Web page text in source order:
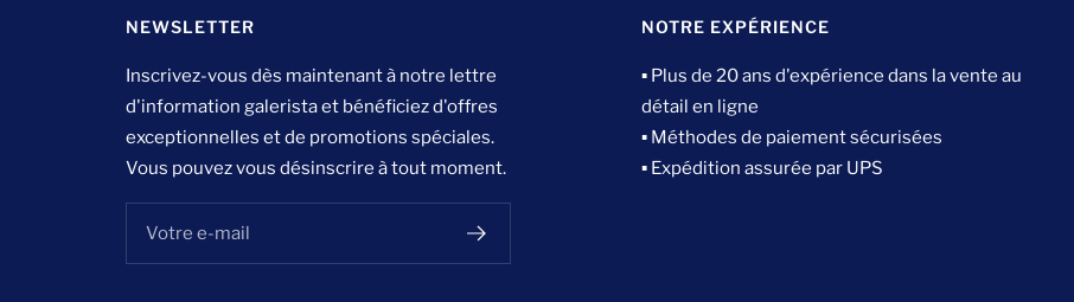
NEWSLETTER
Inscrivez-vous dès maintenant à notre lettre
d'information galerista et bénéficiez d'offres
exceptionnelles et de promotions spéciales.
Vous pouvez vous désinscrire à tout moment.
Votre e-mail
NOTRE EXPÉRIENCE
▪ Plus de 20 ans d'expérience dans la vente au
détail en ligne
▪ Méthodes de paiement sécurisées
▪ Expédition assurée par UPS